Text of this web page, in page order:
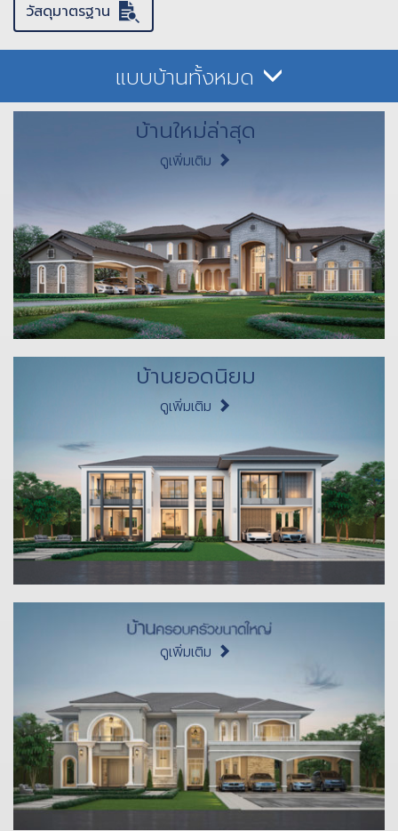
วัสดุมาตรฐาน
แบบบ้านทั้งหมด
บ้านใหม่ล่าสุด
ดูเพิ่มเติม
บ้านยอดนิยม
ดูเพิ่มเติม
ดูเพิ่มเติม